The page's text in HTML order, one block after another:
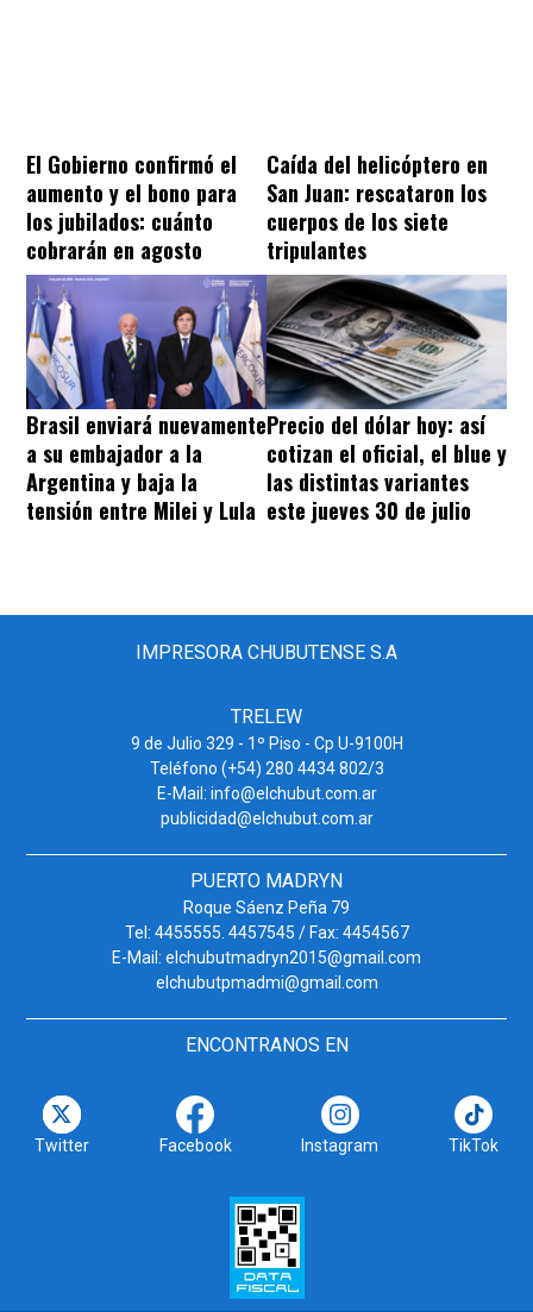
El Gobierno confirmó el
aumento y el bono para
los jubilados: cuánto
cobrarán en agosto
Caída del helicóptero en
San Juan: rescataron los
cuerpos de los siete
tripulantes
Brasil enviará nuevamente
a su embajador a la
Argentina y baja la
tensión entre Milei y Lula
Precio del dólar hoy: así
cotizan el oficial, el blue y
las distintas variantes
este jueves 30 de julio
IMPRESORA CHUBUTENSE S.A
TRELEW
9 de Julio 329 - 1º Piso - Cp U-9100H
Teléfono (+54) 280 4434 802/3
E-Mail: info@elchubut.com.ar
publicidad@elchubut.com.ar
PUERTO MADRYN
Roque Sáenz Peña 79
Tel: 4455555. 4457545 / Fax: 4454567
E-Mail: elchubutmadryn2015@gmail.com
elchubutpmadmi@gmail.com
ENCONTRANOS EN
Twitter Facebook Instagram TikTok